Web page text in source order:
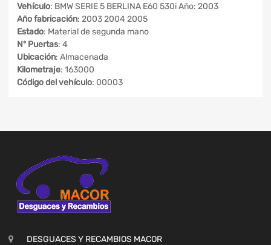
Vehículo: BMW SERIE 5 BERLINA E60 530i Año: 2003
Año fabricación: 2003 2004 2005
Estado: Material de segunda mano
Nº Puertas: 4
Ubicación: Almacenada
Kilometraje: 163000
Código del vehículo: 00003
DESGUACES Y RECAMBIOS MACOR